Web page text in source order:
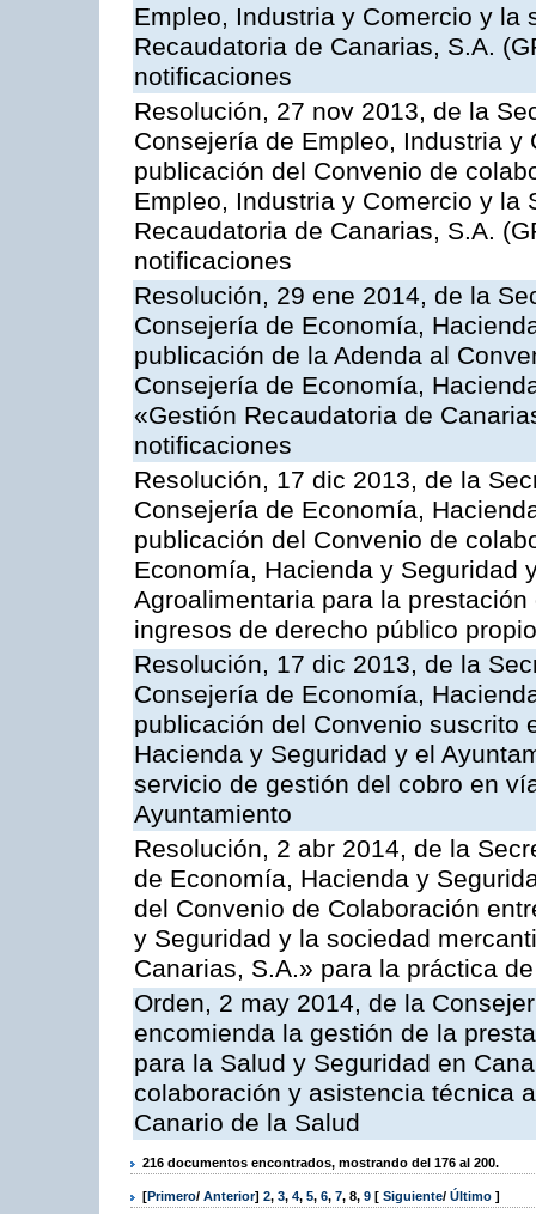
Empleo, Industria y Comercio y la
Recaudatoria de Canarias, S.A.
notificaciones
Resolución, 27 nov 2013, de la
Consejería de Empleo, Industria
publicación del Convenio de
Empleo, Industria y Comercio y la
Recaudatoria de Canarias, S.A.
notificaciones
Resolución, 29 ene 2014, de la
Consejería de Economía,
publicación de la Adenda al
Consejería de Economía,
«Gestión Recaudatoria de
notificaciones
Resolución, 17 dic 2013, de la
Consejería de Economía,
publicación del Convenio de
Economía, Hacienda y Seguridad
Agroalimentaria para la
ingresos de derecho público
Resolución, 17 dic 2013, de la
Consejería de Economía,
publicación del Convenio suscrito
Hacienda y Seguridad y el
servicio de gestión del cobro en
Ayuntamiento
Resolución, 2 abr 2014, de la
de Economía, Hacienda y
del Convenio de Colaboración
y Seguridad y la sociedad
Canarias, S.A.» para la práctica
Orden, 2 may 2014, de la
encomienda la gestión de la
para la Salud y Seguridad en
colaboración y asistencia técnica
Canario de la Salud
216 documentos encontrados, mostrando del 176 al 200.
[Primero/ Anterior] 2, 3, 4, 5, 6, 7, 8, 9 [ Siguiente/ Último ]